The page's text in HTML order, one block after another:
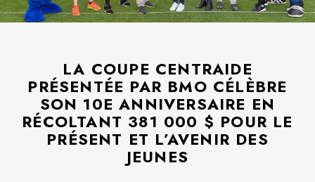
LA COUPE CENTRAIDE
PRÉSENTÉE PAR BMO CÉLÈBRE
SON 10E ANNIVERSAIRE EN
RÉCOLTANT 381 000 $ POUR LE
PRÉSENT ET L’AVENIR DES
JEUNES